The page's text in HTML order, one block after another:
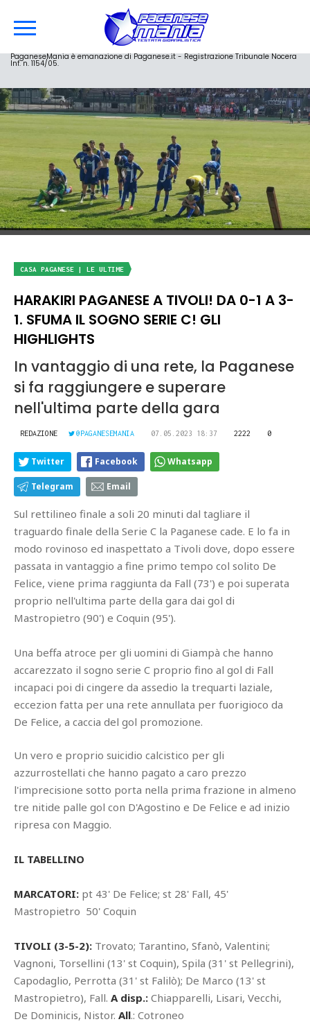
PaganeseMania è emanazione di Paganese.it - Registrazione Tribunale Nocera
Inf. n. 1154/05.
CASA PAGANESE | LE ULTIME
HARAKIRI PAGANESE A TIVOLI! DA 0-1 A 3-
1. SFUMA IL SOGNO SERIE C! GLI
HIGHLIGHTS
In vantaggio di una rete, la Paganese
si fa raggiungere e superare
nell'ultima parte della gara
REDAZIONE @PAGANESEMANIA 07.05.2023 18:37 2222 0
Twitter Facebook Whatsapp
Telegram Email
Sul rettilineo finale a soli 20 minuti dal tagliare il
traguardo finale della Serie C la Paganese cade. E lo fa in
modo rovinoso ed inaspettato a Tivoli dove, dopo essere
passata in vantaggio a fine primo tempo col solito De
Felice, viene prima raggiunta da Fall (73') e poi superata
proprio nell'ultima parte della gara dai gol di
Mastropietro (90') e Coquin (95').
Una beffa atroce per gli uomini di Giampà che hanno
accarezzato il sogno serie C proprio fino al gol di Fall
incapaci poi di cingere da assedio la trequarti laziale,
eccezion fatta per una rete annullata per fuorigioco da
De Felice, a caccia del gol promozione.
Un vero e proprio suicidio calcistico per gli
azzurrostellati che hanno pagato a caro prezzo
l'imprecisione sotto porta nella prima frazione in almeno
tre nitide palle gol con D'Agostino e De Felice e ad inizio
ripresa con Maggio.
IL TABELLINO
MARCATORI: pt 43' De Felice; st 28' Fall, 45'
Mastropietro 50' Coquin
TIVOLI (3-5-2): Trovato; Tarantino, Sfanò, Valentini;
Vagnoni, Torsellini (13' st Coquin), Spila (31' st Pellegrini),
Capodaglio, Perrotta (31' st Falilò); De Marco (13' st
Mastropietro), Fall. A disp.: Chiapparelli, Lisari, Vecchi,
De Dominicis, Nistor. All.: Cotroneo